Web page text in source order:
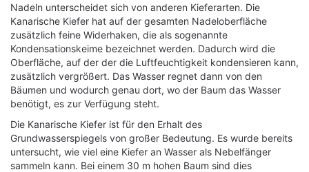
Nadeln unterscheidet sich von anderen Kieferarten. Die
Kanarische Kiefer hat auf der gesamten Nadeloberfläche
zusätzlich feine Widerhaken, die als sogenannte
Kondensationskeime bezeichnet werden. Dadurch wird die
Oberfläche, auf der der die Luftfeuchtigkeit kondensieren kann,
zusätzlich vergrößert. Das Wasser regnet dann von den
Bäumen und wodurch genau dort, wo der Baum das Wasser
benötigt, es zur Verfügung steht.
Die Kanarische Kiefer ist für den Erhalt des
Grundwasserspiegels von großer Bedeutung. Es wurde bereits
untersucht, wie viel eine Kiefer an Wasser als Nebelfänger
sammeln kann. Bei einem 30 m hohen Baum sind dies